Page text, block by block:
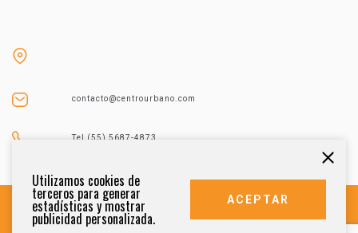
contacto@centrourbano.com
Tel (55) 5687-4873
Utilizamos cookies de
terceros para generar
estadísticas y mostrar
publicidad personalizada.
ACEPTAR